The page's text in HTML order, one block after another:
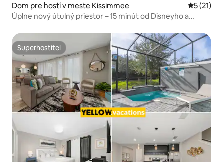
Dom pre hostí v meste Kissimmee
5 (21)
Úplne nový útulný priestor – 15 minút od Disneyho a
Superhostiteľ
Superhostiteľ